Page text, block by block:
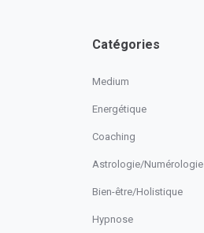
Catégories
Medium
Energétique
Coaching
Astrologie/Numérologie
Bien-être/Holistique
Hypnose